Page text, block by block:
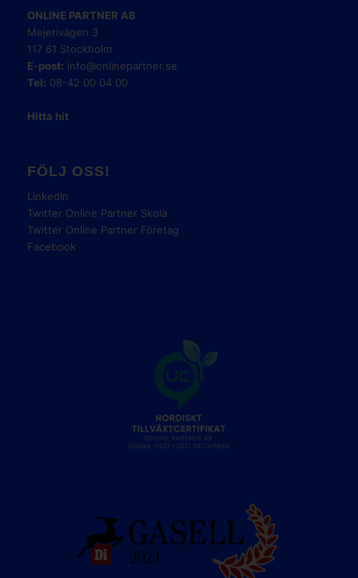
ONLINE PARTNER AB
Mejerivägen 3
117 61 Stockholm
E-post: info@onlinepartner.se
Tel: 08-42 00 04 00
Hitta hit
FÖLJ OSS!
LinkedIn
Twitter Online Partner Skola
Twitter Online Partner Företag
Facebook